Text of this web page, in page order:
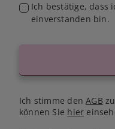
Ich bestätige, dass
einverstanden bin.
Ich stimme denAGB
können Sie hier